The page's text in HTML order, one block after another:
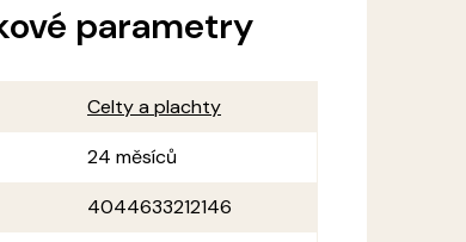
parametry
Celty a plachty
24 měsíců
4044633212146